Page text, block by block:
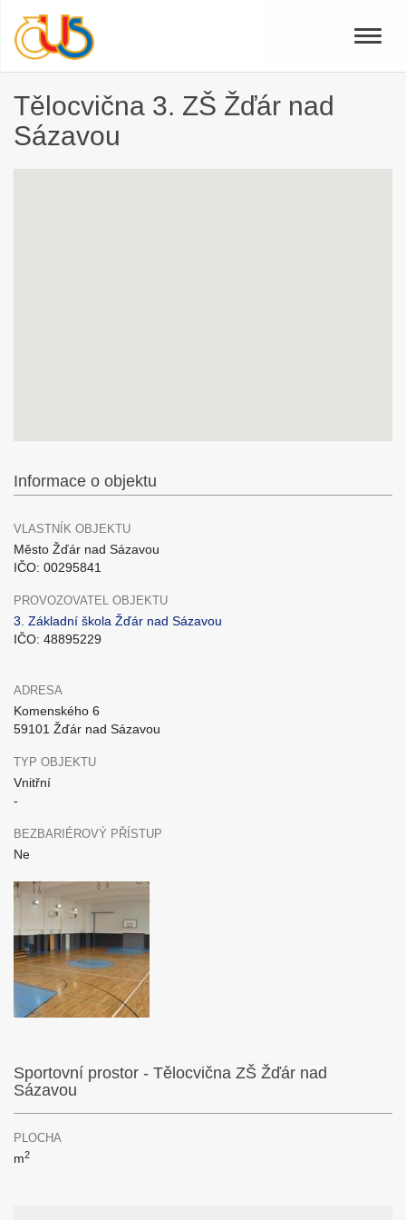
Toggle
Tělocvična 3. ZŠ Žďár nad
Sázavou
Informace o objektu
VLASTNÍK OBJEKTU
Město Žďár nad Sázavou
IČO: 00295841
PROVOZOVATEL OBJEKTU
3. Základní škola Žďár nad Sázavou
IČO: 48895229
ADRESA
Komenského 6
59101 Žďár nad Sázavou
TYP OBJEKTU
Vnitřní
-
BEZBARIÉROVÝ PŘÍSTUP
Ne
Sportovní prostor - Tělocvična ZŠ Žďár nad
Sázavou
PLOCHA
m2